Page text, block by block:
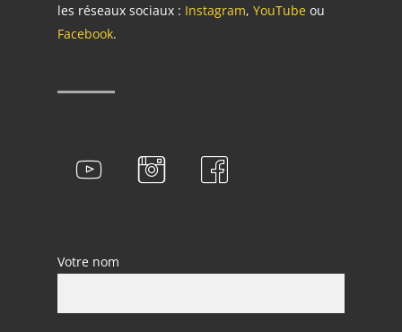
les réseaux sociaux : Instagram,YouTube ou
Facebook.
Votre nom